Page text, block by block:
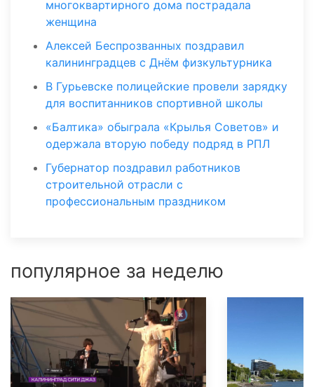
многоквартирного дома пострадала
женщина
Алексей Беспрозванных поздравил
калининградцев с Днём физкультурника
В Гурьевске полицейские провели зарядку
для воспитанников спортивной школы
«Балтика» обыграла «Крылья Советов» и
одержала вторую победу подряд в РПЛ
Губернатор поздравил работников
строительной отрасли с
профессиональным праздником
популярное за неделю